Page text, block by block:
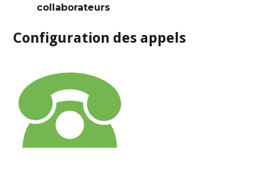
collaborateurs
Configuration des appels